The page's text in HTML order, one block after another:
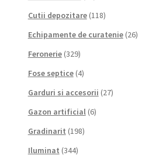
Cutii depozitare (118)
Echipamente de curatenie (26)
Feronerie (329)
Fose septice (4)
Garduri si accesorii (27)
Gazon artificial (6)
Gradinarit (198)
Iluminat (344)